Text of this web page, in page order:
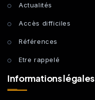
Actualités
Accès difficiles
Références
Etre rappelé
Informations légales